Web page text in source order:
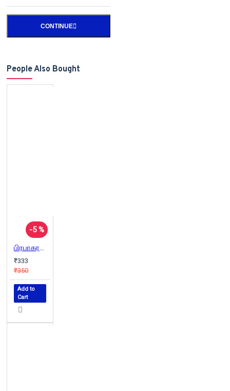
CONTINUE
People Also Bought
-5 %
பிரபாகரன்: ஒரு வாழ்க்கை
₹333
₹350
Add to
Cart